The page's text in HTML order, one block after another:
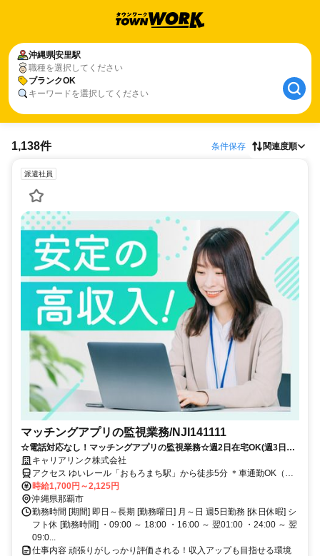
沖縄県安里駅
職種を選択してください
ブランクOK
キーワードを選択してください
1,138件 条件保存 関連度順
派遣社員
マッチングアプリの監視業務/NJI141111
☆電話対応なし！マッチングアプリの監視業務☆週2日在宅OK(週3日は
オフィス)＊服装・髪色自由でリラックスして働けます！
キャリアリンク株式会社
アクセス ゆいレール「おもろまち駅」から徒歩5分 ＊車通勤OK（駐
車場完備）
時給1,700円～2,125円
沖縄県那覇市
勤務時間 [期間] 即日～長期 [勤務曜日] 月～日 週5日勤務 [休日休暇] シ
フト休 [勤務時間] ・09:00 ～ 18:00 ・16:00 ～ 翌01:00 ・24:00 ～ 翌
09:0...
仕事内容 頑張りがしっかり評価される！収入アップも目指せる環境